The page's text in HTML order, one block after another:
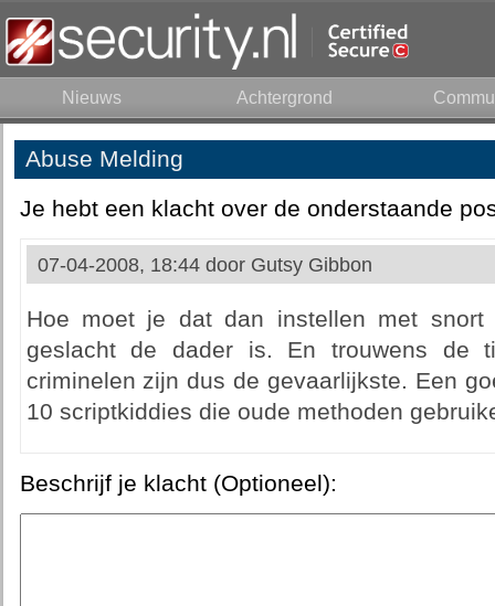
Nieuws Achtergrond
Abuse Melding
Je hebt een klacht over de onderstaande
07-04-2008, 18:44 door Gutsy Gibbon
Hoe moet je dat dan instellen met
geslacht de dader is. En trouwens de
criminelen zijn dus de gevaarlijkste. Een
10 scriptkiddies die oude methoden
Beschrijf je klacht (Optioneel):